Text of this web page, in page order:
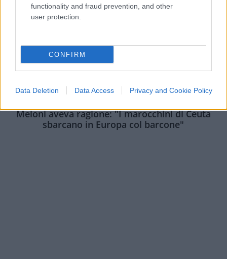
functionality and fraud prevention, and other
user protection.
CONFIRM
Data Deletion Data Access Privacy and Cookie Policy
Meloni aveva ragione: "I marocchini di Ceuta
sbarcano in Europa col barcone"